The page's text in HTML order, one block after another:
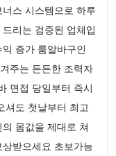
스 시스템으로 하루
리는 검증된 업체입
증가 룸알바구인
주는 든든한 조력자
면접 당일부터 즉시
셔도 첫날부터 최고
몸값을 제대로 쳐
받으세요 초보가능